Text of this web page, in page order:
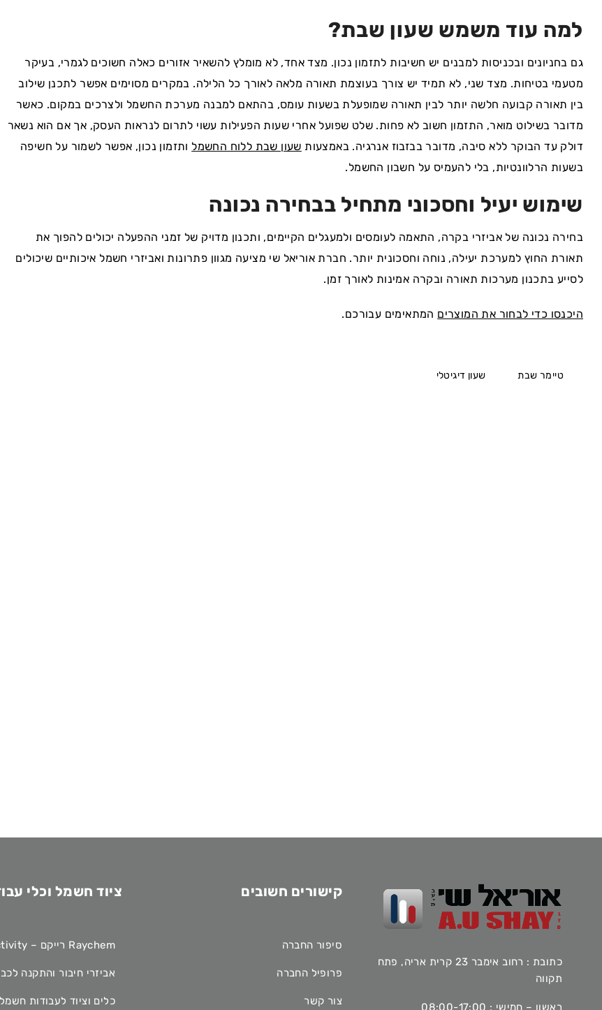
למה עוד משמש שעון שבת?
גם בחניונים ובכניסות למבנים יש חשיבות לתזמון נכון. מצד אחד, לא מומלץ להשאיר אזורים כאלה חשוכים לגמרי, בעיקר
מטעמי בטיחות. מצד שני, לא תמיד יש צורך בעוצמת תאורה מלאה לאורך כל הלילה. במקרים מסוימים אפשר לתכנן שילוב
בין תאורה קבועה חלשה יותר לבין תאורה שמופעלת בשעות עומס, בהתאם למבנה מערכת החשמל ולצרכים במקום. כאשר
מדובר בשילוט מואר, התזמון חשוב לא פחות. שלט שפועל אחרי שעות הפעילות עשוי לתרום לנראות העסק, אך אם הוא נשאר
דולק עד הבוקר ללא סיבה, מדובר בבזבוז אנרגיה. באמצעות שעון שבת ללוח החשמל ותזמון נכון, אפשר לשמור על חשיפה
בשעות הרלוונטיות, בלי להעמיס על חשבון החשמל.
שימוש יעיל וחסכוני מתחיל בבחירה נכונה
בחירה נכונה של אביזרי בקרה, התאמה לעומסים ולמעגלים הקיימים, ותכנון מדויק של זמני ההפעלה יכולים להפוך את
תאורת החוץ למערכת יעילה, נוחה וחסכונית יותר. חברת אוריאל שי מציעה מגוון פתרונות ואביזרי חשמל איכותיים שיכולים
לסייע בתכנון מערכות תאורה ובקרה אמינות לאורך זמן.
היכנסו כדי לבחור את המוצרים המתאימים עבורכם.
טיימר שבת שעון דיגיטלי
כתובת : רחוב אימבר 23 קרית אריה, פתח
תקווה
ראשון – חמישי : 08:00-17:00
קישורים חשובים
סיפור החברה
פרופיל החברה
צור קשר
ציוד חשמל וכלי
Raychem רייקם – TE Connectivity
אביזרי חיבור והתקנה
כלים וציוד לעבודות חשמל